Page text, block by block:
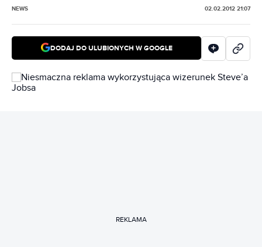
NEWS 02.02.2012 21:07
DODAJ DO ULUBIONYCH W GOOGLE
REKLAMA